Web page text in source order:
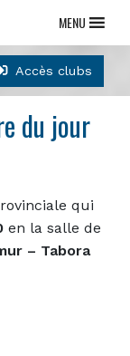
Accès clubs
MENU
du jour
qui
en la salle de
– Tabora